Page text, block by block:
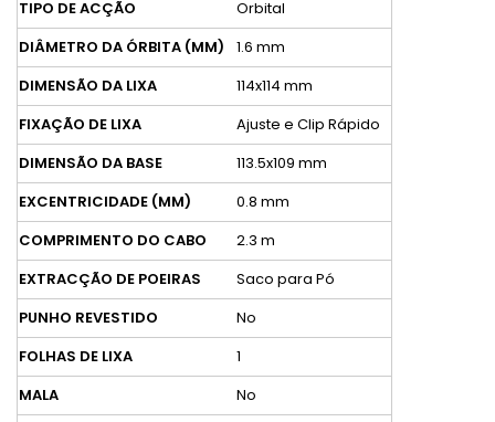
TIPO DE ACÇÃO
Orbital
DIÂMETRO DA ÓRBITA (MM)
1.6 mm
DIMENSÃO DA LIXA
114x114 mm
FIXAÇÃO DE LIXA
Ajuste e Clip Rápido
DIMENSÃO DA BASE
113.5x109 mm
EXCENTRICIDADE (MM)
0.8 mm
COMPRIMENTO DO CABO
2.3 m
EXTRACÇÃO DE POEIRAS
Saco para Pó
PUNHO REVESTIDO
No
FOLHAS DE LIXA
1
MALA
No